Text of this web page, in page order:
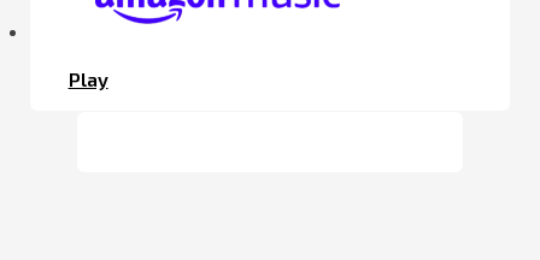
Play